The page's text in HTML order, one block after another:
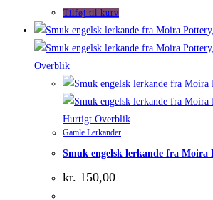
Tilføj til kurv
Overblik
Hurtigt Overblik
Gamle Lerkander
Smuk engelsk lerkande fra Moira
kr. 150,00